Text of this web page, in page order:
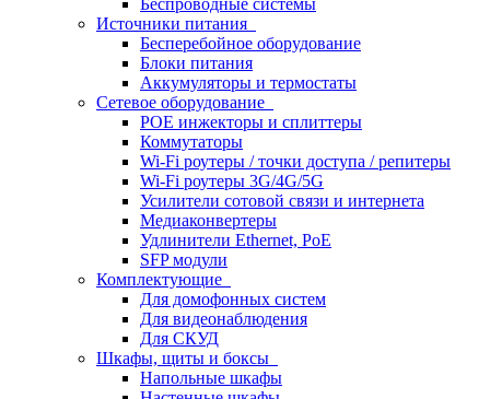
Беспроводные системы
Источники питания
Бесперебойное оборудование
Блоки питания
Аккумуляторы и термостаты
Сетевое оборудование
POE инжекторы и сплиттеры
Коммутаторы
Wi-Fi роутеры / точки доступа / репитеры
Wi-Fi роутеры 3G/4G/5G
Усилители сотовой связи и интернета
Медиаконвертеры
Удлинители Ethernet, PoE
SFP модули
Комплектующие
Для домофонных систем
Для видеонаблюдения
Для СКУД
Шкафы, щиты и боксы
Напольные шкафы